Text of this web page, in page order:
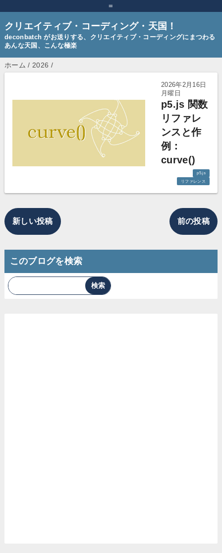
=
クリエイティブ・コーディング・天国！
deconbatch がお送りする、クリエイティブ・コーディングにまつわる
あんな天国、こんな極楽
ホーム / 2026 /
2026年2月16日
月曜日
p5.js 関数
リファレ
ンスと作
例：
curve()
p5.js
リファレンス
新しい投稿 前の投稿
このブログを検索